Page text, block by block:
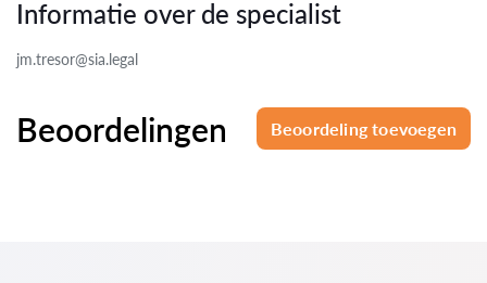
Informatie over de specialist
jm.tresor@sia.legal
Beoordelingen Beoordeling toevoegen